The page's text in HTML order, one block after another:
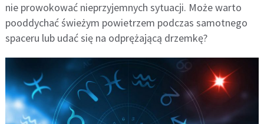
nie prowokować nieprzyjemnych sytuacji. Może warto
pooddychać świeżym powietrzem podczas samotnego
spaceru lub udać się na odprężającą drzemkę?